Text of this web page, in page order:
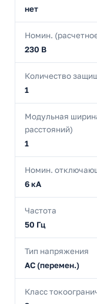
нет
Номин.
230 В
Количество
1
Модульная
расстояний)
1
Номин.
6 кА
Частота
50 Гц
Тип напряжения
AC (перемен.)
Класс